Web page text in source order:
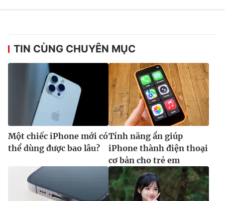
TIN CÙNG CHUYÊN MỤC
Một chiếc iPhone mới có
thể dùng được bao lâu?
Tính năng ẩn giúp
iPhone thành điện thoại
cơ bản cho trẻ em